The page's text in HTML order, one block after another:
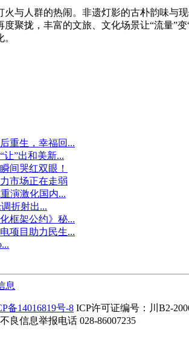
与人群的热闹。非遗灯影的古朴韵味与
聚拢，丰富的文旅、文化场景让“流量”
重生，幸福回...
”出和美新...
间哭红双眼！
市场正在走弱
演激化国内...
折射出...
框架公约》秘...
项目助力民生...
息
备14016819号-8 ICP许可证编号：川B2-
良信息举报电话 028-86007235